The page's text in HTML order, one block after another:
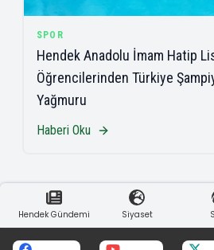
SPOR
Hendek Anadolu İmam Hatip
Öğrencilerinden Türkiye
Yağmuru
Haberi Oku
Hendek Gündemi Siyaset